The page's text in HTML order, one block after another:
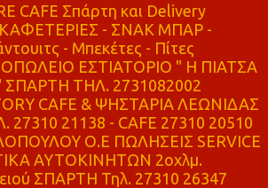
CAFE Σπάρτη και Delivery
ΚΑΦΕΤΕΡΙΕΣ - ΣΝΑΚ ΜΠΑΡ -
- Μπεκέτες - Πίτες
ΕΣΤΙΑΤΟΡΙΟ " Η ΠΙΑΤΣΑ
ΤΗΛ. 2731082002
CAFE & ΨΗΣΤΑΡΙΑ ΛΕΩΝΙΔΑΣ
21138 - CAFE 27310 20510
Ο.Ε ΠΩΛΗΣΕΙΣ SERVICE
ΑΥΤΟΚΙΝΗΤΩΝ 2οχλμ.
ΣΠΑΡΤΗ Τηλ. 27310 26347